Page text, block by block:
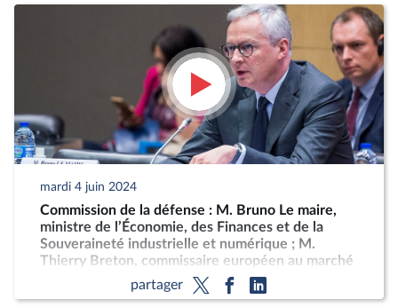
mardi 4 juin 2024
Commission de la défense : M. Bruno Le maire,
ministre de l’Économie, des Finances et de la
Souveraineté industrielle et numérique ; M.
Thierry Breton, commissaire européen au marché
intérieur, sur la stratégie européenne pour
l’industrie de défense
partager